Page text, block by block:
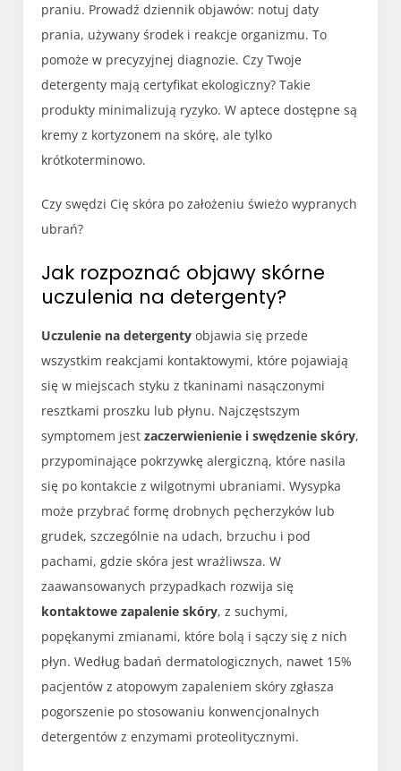
praniu. Prowadź dziennik objawów: notuj daty
prania, używany środek i reakcje organizmu. To
pomoże w precyzyjnej diagnozie. Czy Twoje
detergenty mają certyfikat ekologiczny? Takie
produkty minimalizują ryzyko. W aptece dostępne są
kremy z kortyzonem na skórę, ale tylko
krótkoterminowo.
Czy swędzi Cię skóra po założeniu świeżo wypranych
ubrań?
Jak rozpoznać objawy skórne
uczulenia na detergenty?
Uczulenie na detergenty objawia się przede
wszystkim reakcjami kontaktowymi, które pojawiają
się w miejscach styku z tkaninami nasączonymi
resztkami proszku lub płynu. Najczęstszym
symptomem jestzaczerwienienie i swędzenie skóry,
przypominające pokrzywkę alergiczną, które nasila
się po kontakcie z wilgotnymi ubraniami. Wysypka
może przybrać formę drobnych pęcherzyków lub
grudek, szczególnie na udach, brzuchu i pod
pachami, gdzie skóra jest wrażliwsza. W
zaawansowanych przypadkach rozwija się
kontaktowe zapalenie skóry, z suchymi,
popękanymi zmianami, które bolą i sączy się z nich
płyn. Według badań dermatologicznych, nawet 15%
pacjentów z atopowym zapaleniem skóry zgłasza
pogorszenie po stosowaniu konwencjonalnych
detergentów z enzymami proteolitycznymi.